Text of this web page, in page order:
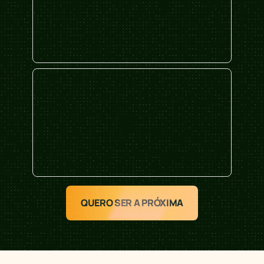
QUERO SER A PRÓXIMA